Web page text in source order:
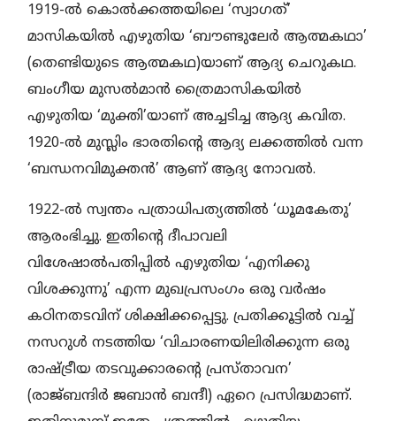
1919-ല്‍ കൊല്‍ക്കത്തയിലെ ‘സ്വാഗത്’
മാസികയില്‍ എഴുതിയ ‘ബൗണ്ടുലേര്‍ ആത്മകഥാ’
(തെണ്ടിയുടെ ആത്മകഥ)യാണ് ആദ്യ ചെറുകഥ.
ബംഗീയ മുസല്‍മാന്‍ ത്രൈമാസികയില്‍
എഴുതിയ ‘മുക്തി’യാണ് അച്ചടിച്ച ആദ്യ കവിത.
1920-ല്‍ മുസ്ലിം ഭാരതിന്റെ ആദ്യ ലക്കത്തില്‍ വന്ന
‘ബന്ധനവിമുക്തന്‍’ ആണ് ആദ്യ നോവല്‍.
1922-ല്‍ സ്വന്തം പത്രാധിപത്യത്തില്‍ ‘ധൂമകേതു’
ആരംഭിച്ചു. ഇതിന്റെ ദീപാവലി
വിശേഷാല്‍പതിപ്പില്‍ എഴുതിയ ‘എനിക്കു
വിശക്കുന്നു’ എന്ന മുഖപ്രസംഗം ഒരു വര്‍ഷം
കഠിനതടവിന് ശിക്ഷിക്കപ്പെട്ടു. പ്രതിക്കൂട്ടില്‍ വച്ച്
നസറുള്‍ നടത്തിയ ‘വിചാരണയിലിരിക്കുന്ന ഒരു
രാഷ്ട്രീയ തടവുക്കാരന്റെ പ്രസ്താവന’
(രാജ്ബന്ദിര്‍ ജബാന്‍ ബന്ദീ) ഏറെ പ്രസിദ്ധമാണ്.